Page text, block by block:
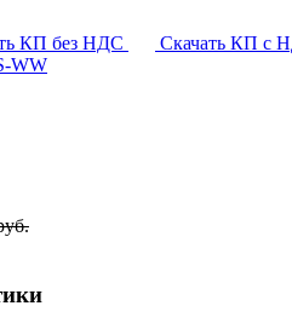
КП без НДС Скачать КП с